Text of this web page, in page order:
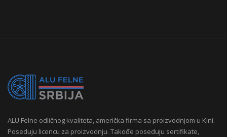
ALU Felne odličnog kvaliteta, američka firma sa proizvodnjom u Kini.
Poseduju licencu za proizvodnju. Takođe poseduju sertifikate,